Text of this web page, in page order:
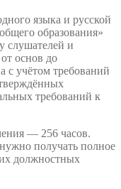
языка и русской
образования»
слушателей и
основ до
с учётом требований
требований к
— 256 часов.
получать полное
должностных